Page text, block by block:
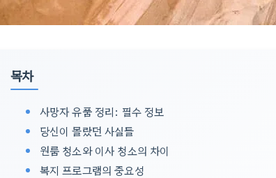
목차
사망자 유품 정리: 필수 정보
당신이 몰랐던 사실들
원룸 청소와 이사 청소의 차이
복지 프로그램의 중요성